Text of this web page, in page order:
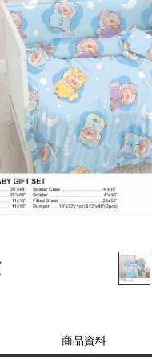
商品資料